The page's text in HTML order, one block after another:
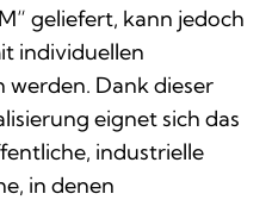
geliefert, kann jedoch
individuellen
werden. Dank dieser
eignet sich das
industrielle
in denen